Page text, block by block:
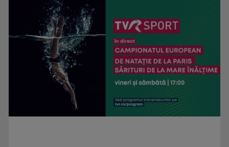
Generația baby-boom a pus Europa pe butuci?